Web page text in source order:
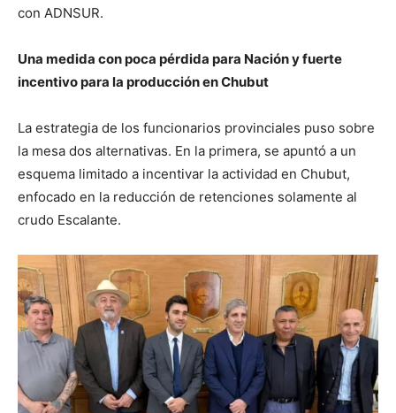
con ADNSUR.
Una medida con poca pérdida para Nación y fuerte
incentivo para la producción en Chubut
La estrategia de los funcionarios provinciales puso sobre
la mesa dos alternativas. En la primera, se apuntó a un
esquema limitado a incentivar la actividad en Chubut,
enfocado en la reducción de retenciones solamente al
crudo Escalante.